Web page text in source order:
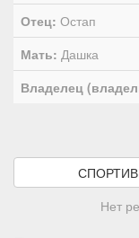
Отец: Остап
Мать: Дашка
Владелец
Нет